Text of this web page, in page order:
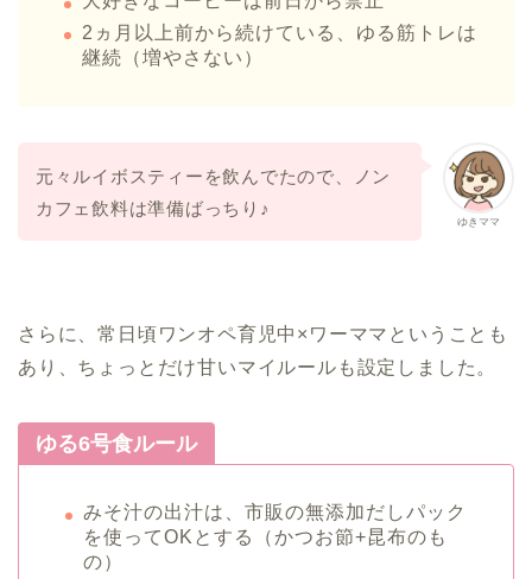
2ヵ月以上前から続けている、ゆる筋トレは
継続（増やさない）
ゆきママ
元々ルイボスティーを飲んでたので、ノン
カフェ飲料は準備ばっちり♪
さらに、常日頃ワンオペ育児中×ワーママということも
あり、ちょっとだけ甘いマイルールも設定しました。
ゆる6号食ルール
みそ汁の出汁は、市販の無添加だしパック
を使ってOKとする（かつお節+昆布のも
の）